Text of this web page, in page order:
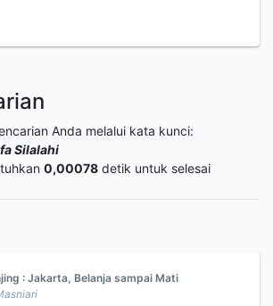
Anda melalui kata kunci:
Silalahi
0,00078 detik untuk selesai
: Jakarta, Belanja sampai Mati